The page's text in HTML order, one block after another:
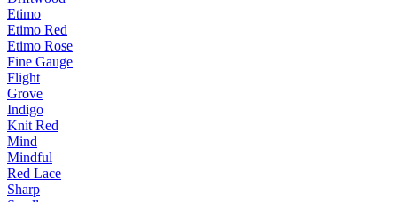
Etimo
Etimo Red
Etimo Rose
Fine Gauge
Flight
Grove
Indigo
Knit Red
Mind
Mindful
Red Lace
Sharp